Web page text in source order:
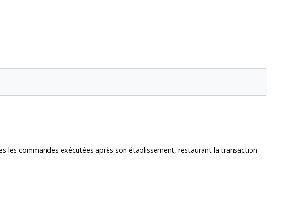
les commandes exécutées après son établissement, restaurant la transaction